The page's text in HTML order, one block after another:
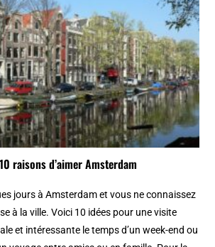
raisons d’aimer Amsterdam
jours à Amsterdam et vous ne connaissez
à la ville. Voici 10 idées pour une visite
et intéressante le temps d’un week-end ou